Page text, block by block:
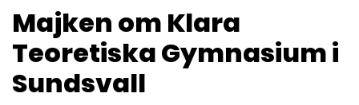
Majken om Klara
Teoretiska Gymnasium i
Sundsvall